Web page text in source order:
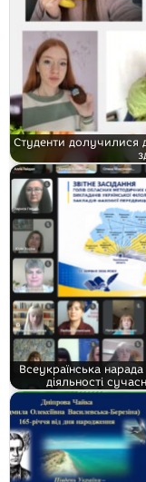
Студенти долучилися
Всеукраїнська
діяльності